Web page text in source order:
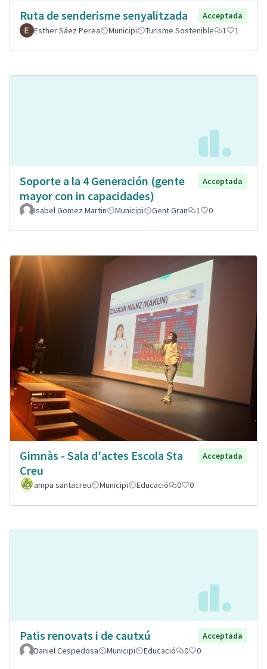
Ruta de senderisme senyalitzada
Acceptada
Esther Sáez Perea
Municipi Turisme Sostenible 1 1
Soporte a la 4 Generación (gente
mayor con in capacidades)
Acceptada
Isabel Gomez Martin Municipi Gent Gran 1 0
Gimnàs - Sala d'actes Escola Sta
Creu
Acceptada
ampa santacreu Municipi Educació 0 0
Patis renovats i de cautxú
Acceptada
Daniel Cespedosa
Municipi Educació 0 0